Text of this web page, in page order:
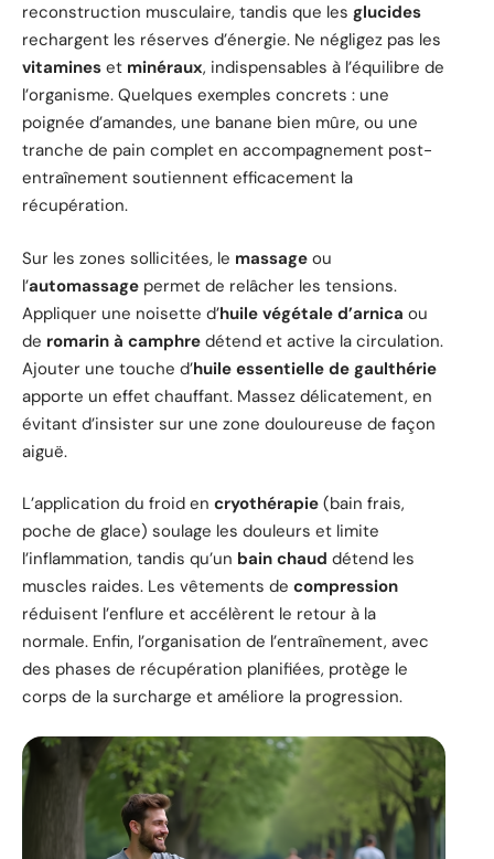
reconstruction musculaire, tandis que les glucides
rechargent les réserves d’énergie. Ne négligez pas les
vitamines et minéraux, indispensables à l’équilibre de
l’organisme. Quelques exemples concrets : une
poignée d’amandes, une banane bien mûre, ou une
tranche de pain complet en accompagnement post-
entraînement soutiennent efficacement la
récupération.
Sur les zones sollicitées, le massage ou
l’automassage permet de relâcher les tensions.
Appliquer une noisette d’huile végétale d’arnica ou
de romarin à camphre détend et active la circulation.
Ajouter une touche d’huile essentielle de gaulthérie
apporte un effet chauffant. Massez délicatement, en
évitant d’insister sur une zone douloureuse de façon
aiguë.
L’application du froid en cryothérapie (bain frais,
poche de glace) soulage les douleurs et limite
l’inflammation, tandis qu’un bain chaud détend les
muscles raides. Les vêtements de compression
réduisent l’enflure et accélèrent le retour à la
normale. Enfin, l’organisation de l’entraînement, avec
des phases de récupération planifiées, protège le
corps de la surcharge et améliore la progression.